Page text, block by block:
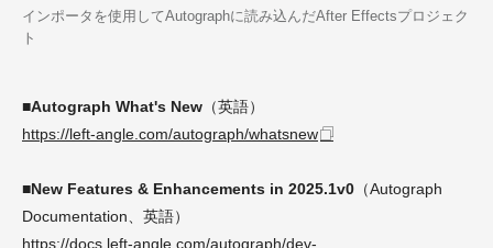
インポータを使用してAutographに読み込んだAfter Effectsプロジェク
ト
■Autograph What's New （英語）
https://left-angle.com/autograph/whatsnew
■New Features & Enhancements in 2025.1v0 （Autograph
Documentation、英語）
https://docs.left-angle.com/autograph/dev-